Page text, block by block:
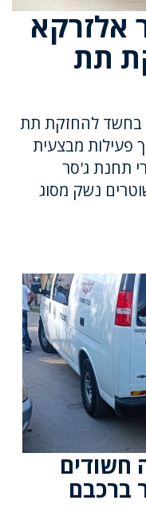
אלזרקא
תת
(15,16), נעצרו בחשד להחזקת תת
פעילות מבצעית
תחנת ג'סר
נשק מסוג
חשודים
ברכבם